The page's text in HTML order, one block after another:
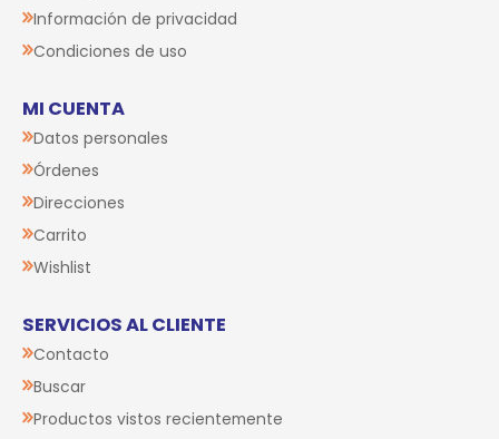
Información de privacidad
Condiciones de uso
MI CUENTA
Datos personales
Órdenes
Direcciones
Carrito
Wishlist
SERVICIOS AL CLIENTE
Contacto
Buscar
Productos vistos recientemente